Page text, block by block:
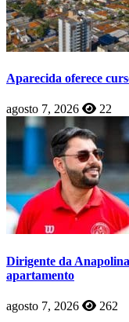
Aparecida oferece
agosto 7, 2026 22
Dirigente da
apartamento
agosto 7, 2026 262